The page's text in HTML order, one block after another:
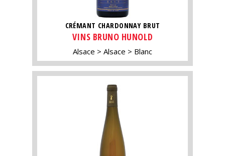
CRÉMANT CHARDONNAY BRUT
VINS BRUNO HUNOLD
Alsace Alsace Blanc